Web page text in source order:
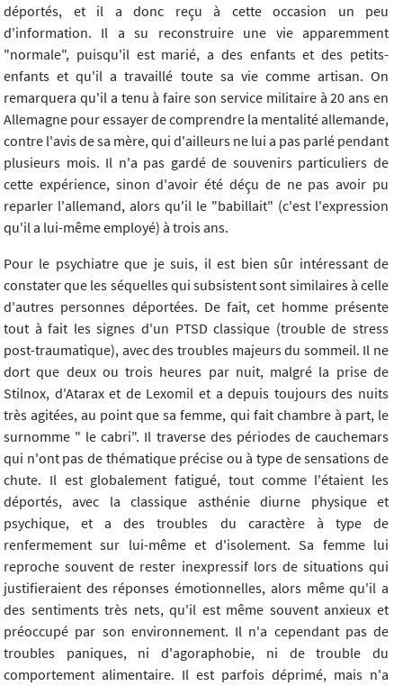
déportés, et il a donc reçu à cette occasion un peu
d'information. Il a su reconstruire une vie apparemment
"normale", puisqu'il est marié, a des enfants et des petits-
enfants et qu'il a travaillé toute sa vie comme artisan. On
remarquera qu'il a tenu à faire son service militaire à 20 ans en
Allemagne pour essayer de comprendre la mentalité allemande,
contre l'avis de sa mère, qui d'ailleurs ne lui a pas parlé pendant
plusieurs mois. Il n'a pas gardé de souvenirs particuliers de
cette expérience, sinon d'avoir été déçu de ne pas avoir pu
reparler l'allemand, alors qu'il le "babillait" (c'est l'expression
qu'il a lui-même employé) à trois ans.
Pour le psychiatre que je suis, il est bien sûr intéressant de
constater que les séquelles qui subsistent sont similaires à celle
d'autres personnes déportées. De fait, cet homme présente
tout à fait les signes d'un PTSD classique (trouble de stress
post-traumatique), avec des troubles majeurs du sommeil. Il ne
dort que deux ou trois heures par nuit, malgré la prise de
Stilnox, d'Atarax et de Lexomil et a depuis toujours des nuits
très agitées, au point que sa femme, qui fait chambre à part, le
surnomme " le cabri". Il traverse des périodes de cauchemars
qui n'ont pas de thématique précise ou à type de sensations de
chute. Il est globalement fatigué, tout comme l'étaient les
déportés, avec la classique asthénie diurne physique et
psychique, et a des troubles du caractère à type de
renfermement sur lui-même et d'isolement. Sa femme lui
reproche souvent de rester inexpressif lors de situations qui
justifieraient des réponses émotionnelles, alors même qu'il a
des sentiments très nets, qu'il est même souvent anxieux et
préoccupé par son environnement. Il n'a cependant pas de
troubles paniques, ni d'agoraphobie, ni de trouble du
comportement alimentaire. Il est parfois déprimé, mais n'a